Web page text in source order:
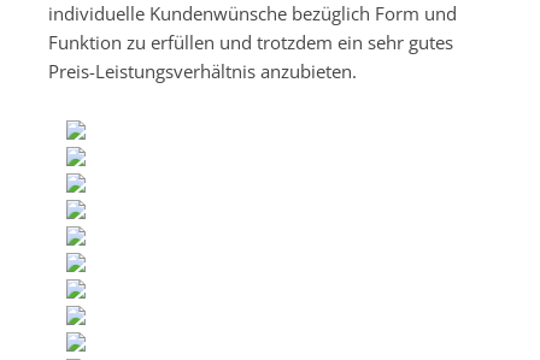
individuelle Kundenwünsche bezüglich Form und
Funktion zu erfüllen und trotzdem ein sehr gutes
Preis-Leistungsverhältnis anzubieten.